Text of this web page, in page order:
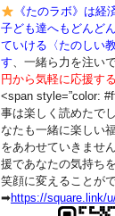
《たのラボ》は経
子ども達へもどんど
ていける〈たのしい
す、一緒ら力を注い
円から気軽に応援す
<span style=”color:
事は楽しく読めたで
なたも一緒に楽しい
をあわせていきませ
援であなたの気持ち
笑顔に変えることが
➡︎https://square.link/